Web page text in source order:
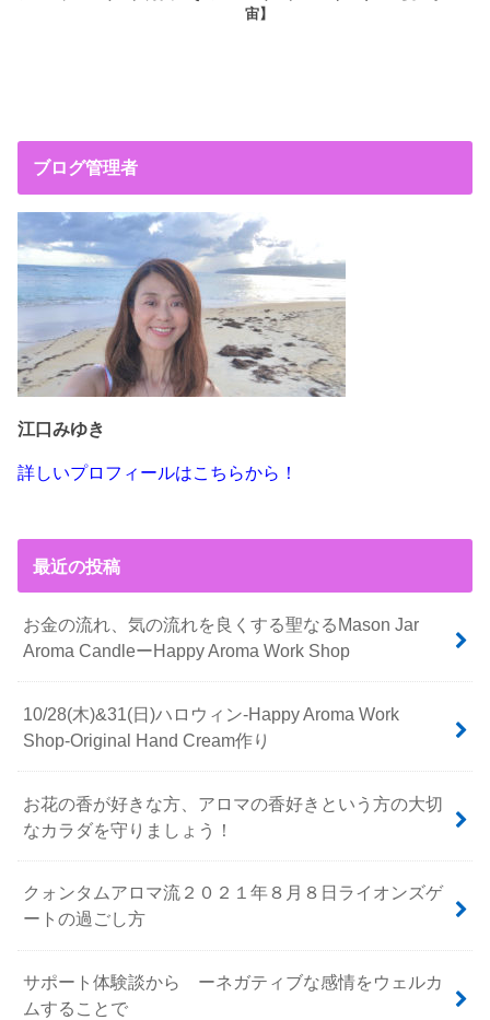
宙】
ブログ管理者
江口みゆき
詳しいプロフィールはこちらから！
最近の投稿
お金の流れ、気の流れを良くする聖なるMason Jar
Aroma CandleーHappy Aroma Work Shop
10/28(木)&31(日)ハロウィン-Happy Aroma Work
Shop-Original Hand Cream作り
お花の香が好きな方、アロマの香好きという方の大切
なカラダを守りましょう！
クォンタムアロマ流２０２１年８月８日ライオンズゲ
ートの過ごし方
サポート体験談から ーネガティブな感情をウェルカ
ムすることで